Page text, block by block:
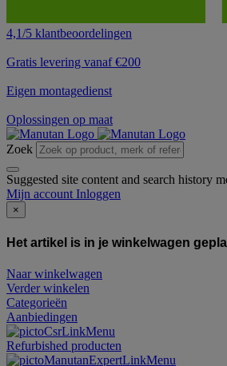
4,1/5 klantbeoordelingen
Gratis levering vanaf €200
Eigen montagedienst
Oplossingen op maat
Zoek
Suggested site content and search history
Mijn account Inloggen
×
Het artikel is in je winkelwagen
Naar winkelwagen
Verder winkelen
Categorieën
Aanbiedingen
Refurbished producten